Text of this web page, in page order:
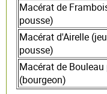
Macérat de
pousse)
Macérat d'Airelle
pousse)
Macérat de
(bourgeon)